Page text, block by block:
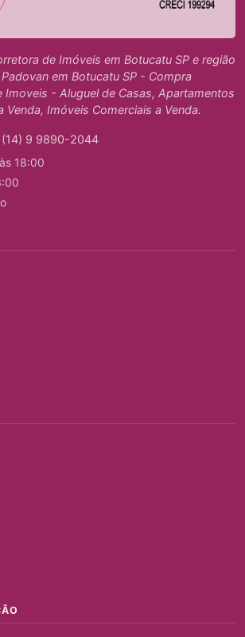
de Imóveis em Botucatu SP e região
em Botucatu SP - Compra
Imoveis - Aluguel de Casas, Apartamentos
Venda, Imóveis Comerciais a Venda.
(14) 9 9890-2044
18:00